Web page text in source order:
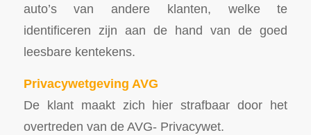
auto’s van andere klanten, welke te
identificeren zijn aan de hand van de goed
leesbare kentekens.
Privacywetgeving AVG
De klant maakt zich hier strafbaar door het
overtreden van de AVG- Privacywet.